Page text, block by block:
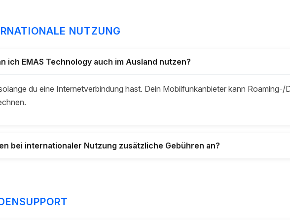
NUTZUNG
ich EMAS Technology auch im Ausland nutzen?
du eine Internetverbindung hast. Dein Mobilfunkanbieter kann Roaming-/
bei internationaler Nutzung zusätzliche Gebühren an?